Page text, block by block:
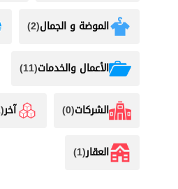
الموضة و الجمال(2)
اﻷعمال والخدمات(11)
الشركات(0) آخر(1)
العقار(1)